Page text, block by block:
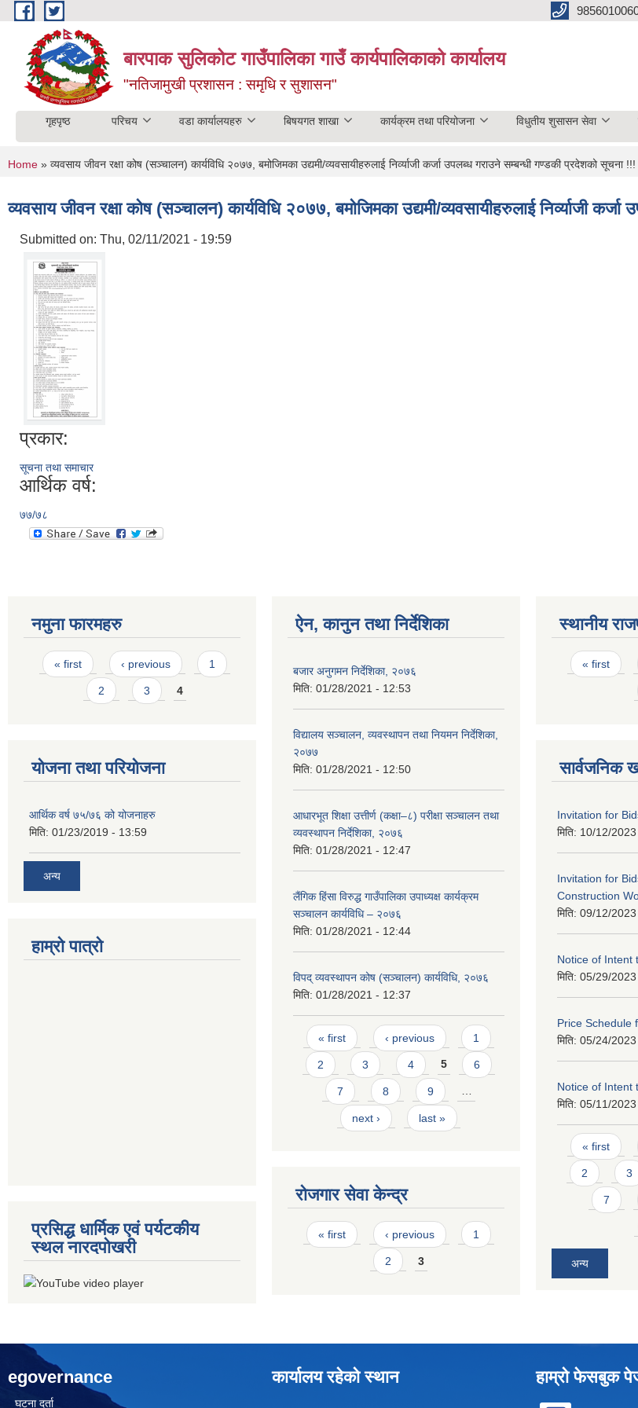
Skip to main content
बारपाक सुलिकोट गाउँपालिका गाउँ कार्यपालिकाको कार्यालय
"नतिजामुखी प्रशासन : समृधि र सुशासन"
गृहपृष्ठ परिचय वडा कार्यालयहरु बिषयगत शाखा कार्यक्रम तथा परियोजना विधुतीय शुसासन सेवा
You are here
Home » व्यवसाय जीवन रक्षा कोष (सञ्‍चालन) कार्यविधि २०७७, बमोजिमका उद्यमी/व्यवसायीहरुलाई निर्व्याजी कर्जा उपलब्ध गराउने सम्बन्धी गण्डकी प्रदेशको सूचना !!!
व्यवसाय जीवन रक्षा कोष (सञ्‍चालन) कार्यविधि २०७७, बमोजिमका उद्यमी/व्यवसायीहरुलाई निर्व्याजी
Submitted on: Thu, 02/11/2021 - 19:59
प्रकार:
सूचना तथा समाचार
आर्थिक वर्ष:
७७/७८
नमुना फारमहरु
Pages
« first ‹ previous 1
2 3 4
योजना तथा परियोजना
आर्थिक वर्ष ७५/७६ को योजनाहरु
मिति: 01/23/2019 - 13:59
अन्य
हाम्रो पात्रो
प्रसिद्ध धार्मिक एवं पर्यटकीय
स्थल नारदपोखरी
ऐन, कानुन तथा निर्देशिका
बजार अनुगमन निर्देशिका, २०७६
मिति: 01/28/2021 - 12:53
विद्यालय सञ्चालन, व्यवस्थापन तथा नियमन निर्देशिका,
२०७७
मिति: 01/28/2021 - 12:50
आधारभूत शिक्षा उत्तीर्ण (कक्षा–८) परीक्षा सञ्चालन तथा
व्यवस्थापन निर्देशिका, २०७६
मिति: 01/28/2021 - 12:47
लैंगिक हिंसा विरुद्ध गाउँपालिका उपाध्यक्ष कार्यक्रम
सञ्चालन कार्यविधि – २०७६
मिति: 01/28/2021 - 12:44
विपद् व्यवस्थापन कोष (सञ्चालन) कार्यविधि, २०७६
मिति: 01/28/2021 - 12:37
Pages
« first ‹ previous 1
2 3 4 5 6
7 8 9 …
next › last »
रोजगार सेवा केन्द्र
Pages
« first ‹ previous 1
2 3
स्थानीय
Pages
« first
सार्वजनिक
Invitation for
मिति: 10/12/
Invitation for
Construction
मिति: 09/12/
Notice of Intent
मिति: 05/29/2023
Price Schedule
मिति: 05/24/
Notice of Intent
मिति: 05/11/
Pages
« first
2 3
7
अन्य
egovernance
घटना दर्ता
कार्यालय रहेको स्थान हाम्रो फेसबुक